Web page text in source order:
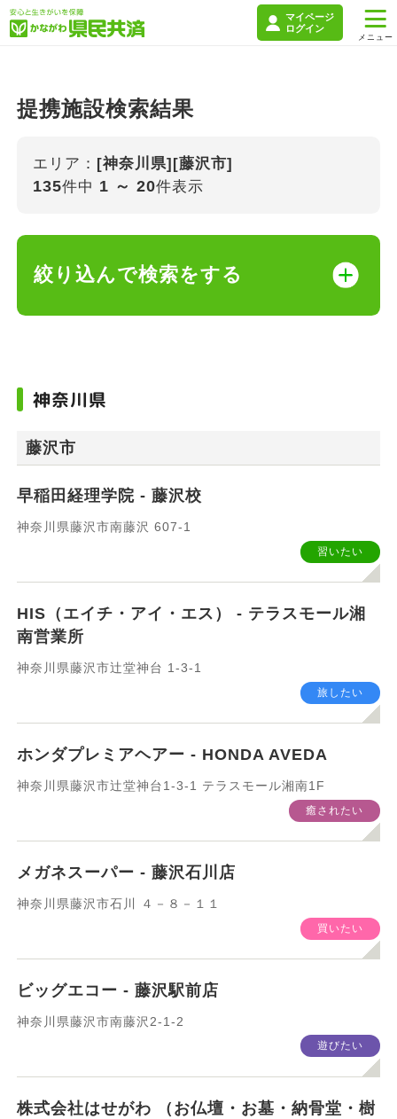
マイページ
ログイン
提携施設検索結果
エリア： [神奈川県][藤沢市]
135件中 1 ～ 20件表示
絞り込んで検索をする
エリア
癒されたい
遊びたい 旅したい
運動したい
○○したい
検索
神奈川県
藤沢市
早稲田経理学院 - 藤沢校
神奈川県藤沢市南藤沢 607-1
習いたい
HIS（エイチ・アイ・エス） - テラスモール湘
南営業所
神奈川県藤沢市辻堂神台 1-3-1
旅したい
ホンダプレミアヘアー - HONDA AVEDA
神奈川県藤沢市辻堂神台1-3-1 テラスモール湘南1F
癒されたい
メガネスーパー - 藤沢石川店
神奈川県藤沢市石川 ４－８－１１
買いたい
ビッグエコー - 藤沢駅前店
神奈川県藤沢市南藤沢2-1-2
遊びたい
株式会社はせがわ （お仏壇・お墓・納骨堂・樹